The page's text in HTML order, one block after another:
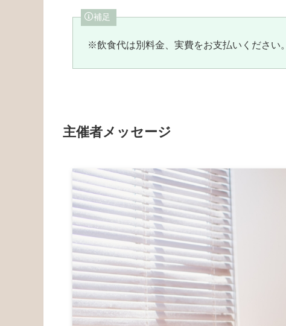
補足
※飲食代は別料金、実費をお支払いください。
主催者メッセージ